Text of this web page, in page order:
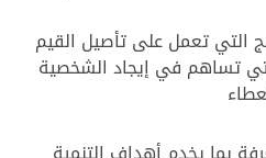
التي تعمل على تأصيل القيم
تساهم في إيجاد الشخصية